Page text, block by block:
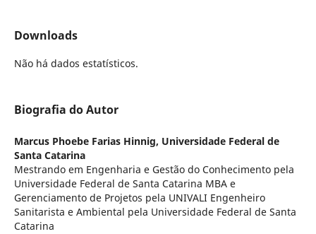
Downloads
Não há dados estatísticos.
Biografia do Autor
Marcus Phoebe Farias Hinnig, Universidade Federal de
Santa Catarina
Mestrando em Engenharia e Gestão do Conhecimento pela
Universidade Federal de Santa Catarina MBA e
Gerenciamento de Projetos pela UNIVALI Engenheiro
Sanitarista e Ambiental pela Universidade Federal de Santa
Catarina